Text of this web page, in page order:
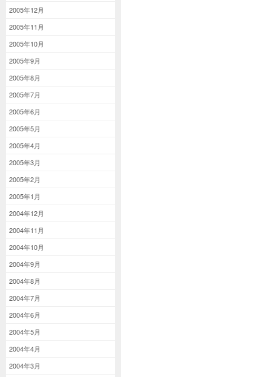
2005年12月
2005年11月
2005年10月
2005年9月
2005年8月
2005年7月
2005年6月
2005年5月
2005年4月
2005年3月
2005年2月
2005年1月
2004年12月
2004年11月
2004年10月
2004年9月
2004年8月
2004年7月
2004年6月
2004年5月
2004年4月
2004年3月